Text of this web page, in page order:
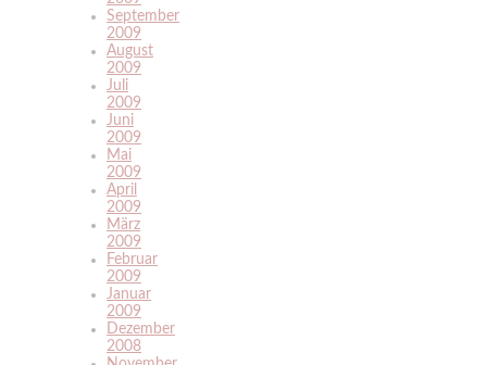
September
2009
August
2009
Juli
2009
Juni
2009
Mai
2009
April
2009
März
2009
Februar
2009
Januar
2009
Dezember
2008